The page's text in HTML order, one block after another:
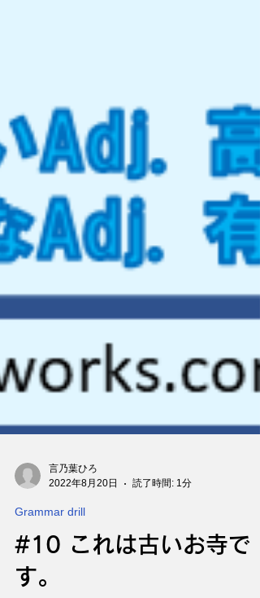
言乃葉ひろ
2022年8月20日
読了時間: 1分
Grammar drill